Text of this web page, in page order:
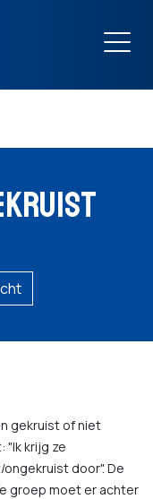
gekruist of niet
krijg ze
door". De
groep moet er achter